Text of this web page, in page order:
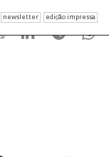
newsletter edição impressa